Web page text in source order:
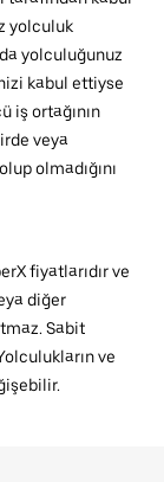
yolculuk
yolculuğunuz
kabul ettiyse
iş ortağının
veya
olmadığını
fiyatlarıdır ve
diğer
Sabit
ve